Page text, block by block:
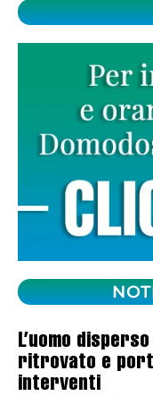
L’uomo
ritrovato e
interventi